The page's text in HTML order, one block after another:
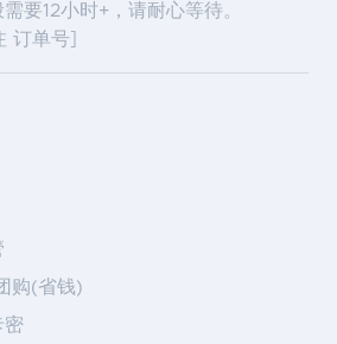
要12小时+，请耐心等待。
订单号]
购(省钱)
密